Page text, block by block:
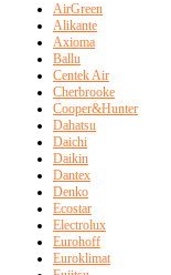
AirGreen
Alikante
Axioma
Ballu
Centek Air
Cherbrooke
Cooper&Hunter
Dahatsu
Daichi
Daikin
Dantex
Denko
Ecostar
Electrolux
Eurohoff
Euroklimat